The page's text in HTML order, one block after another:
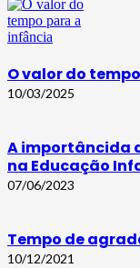
O valor do
10/03/2025
A importâncida
na Educação
07/06/2023
Tempo de
10/12/2021